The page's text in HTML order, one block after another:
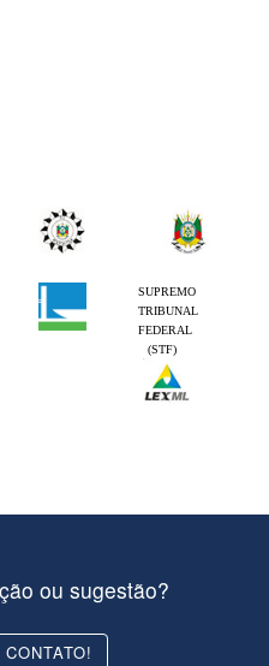
SUPREMO
TRIBUNAL
FEDERAL
(STF)
ou sugestão?